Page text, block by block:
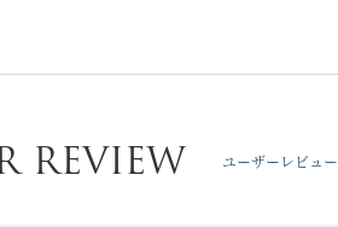
REVIEW ユーザーレビュー